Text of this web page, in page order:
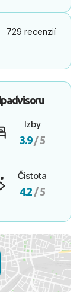
729 recenzií
Izby
3.9/ 5
Čistota
4.2 / 5